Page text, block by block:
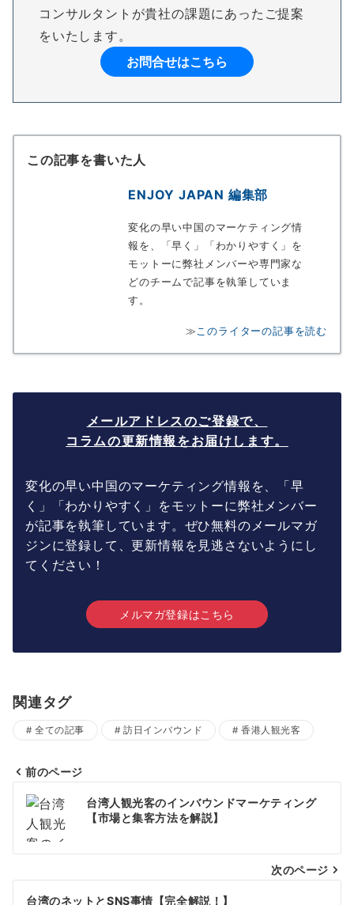
コンサルタントが貴社の課題にあったご提案
をいたします。
お問合せはこちら
この記事を書いた人
ENJOY JAPAN 編集部
変化の早い中国のマーケティング情
報を、「早く」「わかりやすく」を
モットーに弊社メンバーや専門家な
どのチームで記事を執筆していま
す。
≫ このライターの記事を読む
メールアドレスのご登録で、
コラムの更新情報をお届けします。
変化の早い中国のマーケティング情報を、「早
く」「わかりやすく」をモットーに弊社メンバー
が記事を執筆しています。ぜひ無料のメールマガ
ジンに登録して、更新情報を見逃さないようにし
てください！
メルマガ登録はこちら
関連タグ
全ての記事 訪日インバウンド 香港人観光客
投
ナ
ビ
前のページ
台湾人観光客のインバウンドマーケティング
【市場と集客方法を解説】
次のページ
台湾のネットとSNS事情【完全解説！】